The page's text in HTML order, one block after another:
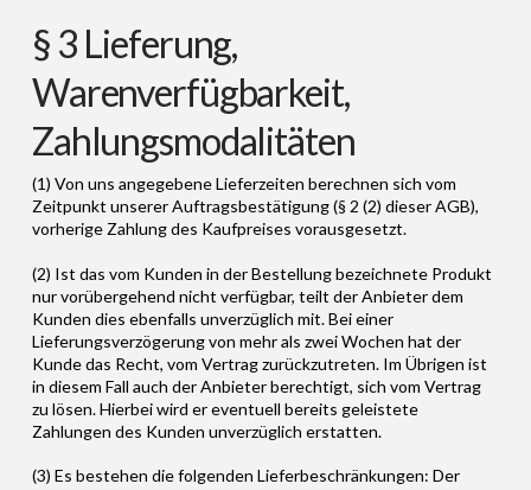
§ 3 Lieferung,
Warenverfügbarkeit,
Zahlungsmodalitäten
(1) Von uns angegebene Lieferzeiten berechnen sich vom
Zeitpunkt unserer Auftragsbestätigung (§ 2 (2) dieser AGB),
vorherige Zahlung des Kaufpreises vorausgesetzt.
(2) Ist das vom Kunden in der Bestellung bezeichnete Produkt
nur vorübergehend nicht verfügbar, teilt der Anbieter dem
Kunden dies ebenfalls unverzüglich mit. Bei einer
Lieferungsverzögerung von mehr als zwei Wochen hat der
Kunde das Recht, vom Vertrag zurückzutreten. Im Übrigen ist
in diesem Fall auch der Anbieter berechtigt, sich vom Vertrag
zu lösen. Hierbei wird er eventuell bereits geleistete
Zahlungen des Kunden unverzüglich erstatten.
(3) Es bestehen die folgenden Lieferbeschränkungen: Der